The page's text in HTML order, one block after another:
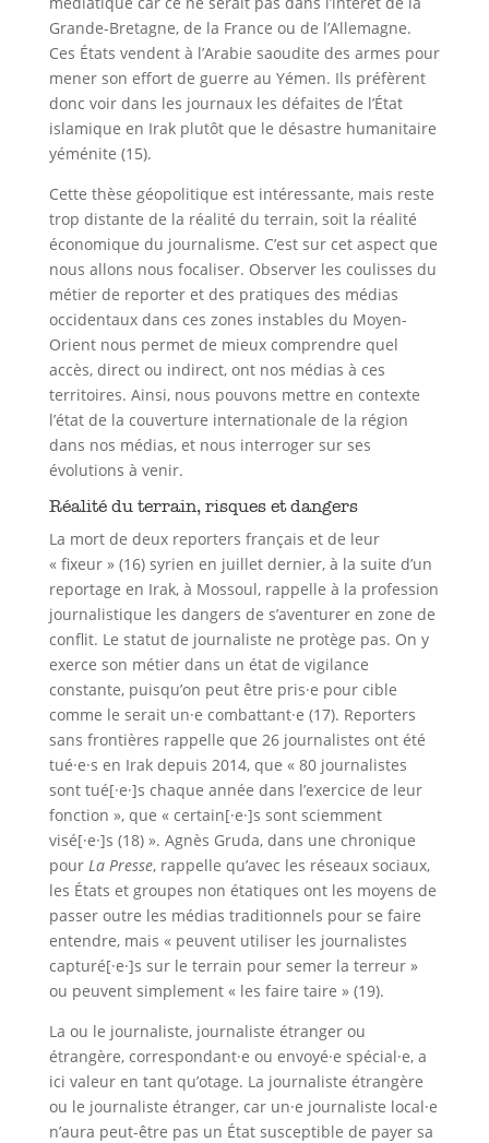
Grande-Bretagne, de la France ou de l’Allemagne.
Ces États vendent à l’Arabie saoudite des armes pour
mener son effort de guerre au Yémen. Ils préfèrent
donc voir dans les journaux les défaites de l’État
islamique en Irak plutôt que le désastre humanitaire
yéménite (15).
Cette thèse géopolitique est intéressante, mais reste
trop distante de la réalité du terrain, soit la réalité
économique du journalisme. C’est sur cet aspect que
nous allons nous focaliser. Observer les coulisses du
métier de reporter et des pratiques des médias
occidentaux dans ces zones instables du Moyen-
Orient nous permet de mieux comprendre quel
accès, direct ou indirect, ont nos médias à ces
territoires. Ainsi, nous pouvons mettre en contexte
l’état de la couverture internationale de la région
dans nos médias, et nous interroger sur ses
évolutions à venir.
Réalité du terrain, risques et dangers
La mort de deux reporters français et de leur
« fixeur » (16) syrien en juillet dernier, à la suite d’un
reportage en Irak, à Mossoul, rappelle à la profession
journalistique les dangers de s’aventurer en zone de
conflit. Le statut de journaliste ne protège pas. On y
exerce son métier dans un état de vigilance
constante, puisqu’on peut être pris·e pour cible
comme le serait un·e combattant·e (17). Reporters
sans frontières rappelle que 26 journalistes ont été
tué·e·s en Irak depuis 2014, que « 80 journalistes
sont tué[·e·]s chaque année dans l’exercice de leur
fonction », que « certain[·e·]s sont sciemment
visé[·e·]s (18) ». Agnès Gruda, dans une chronique
pour La Presse, rappelle qu’avec les réseaux sociaux,
les États et groupes non étatiques ont les moyens de
passer outre les médias traditionnels pour se faire
entendre, mais « peuvent utiliser les journalistes
capturé[·e·]s sur le terrain pour semer la terreur »
ou peuvent simplement « les faire taire » (19).
La ou le journaliste, journaliste étranger ou
étrangère, correspondant·e ou envoyé·e spécial·e, a
ici valeur en tant qu’otage. La journaliste étrangère
ou le journaliste étranger, car un·e journaliste local·e
n’aura peut-être pas un État susceptible de payer sa